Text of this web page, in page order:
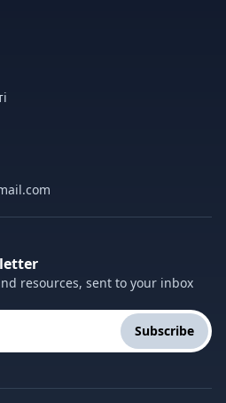
resources, sent to your inbox
Subscribe